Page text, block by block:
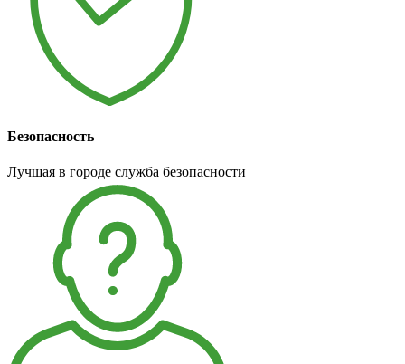
Безопасность
Лучшая в городе служба безопасности